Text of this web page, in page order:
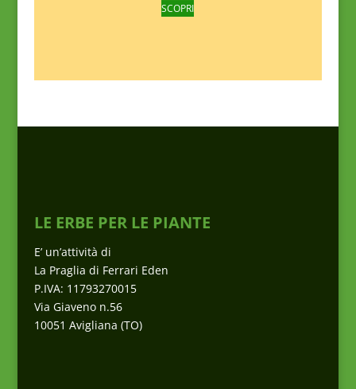
SCOPRI
LE ERBE PER LE PIANTE
E’ un’attività di
La Praglia di Ferrari Eden
P.IVA: 11793270015
Via Giaveno n.56
10051 Avigliana (TO)